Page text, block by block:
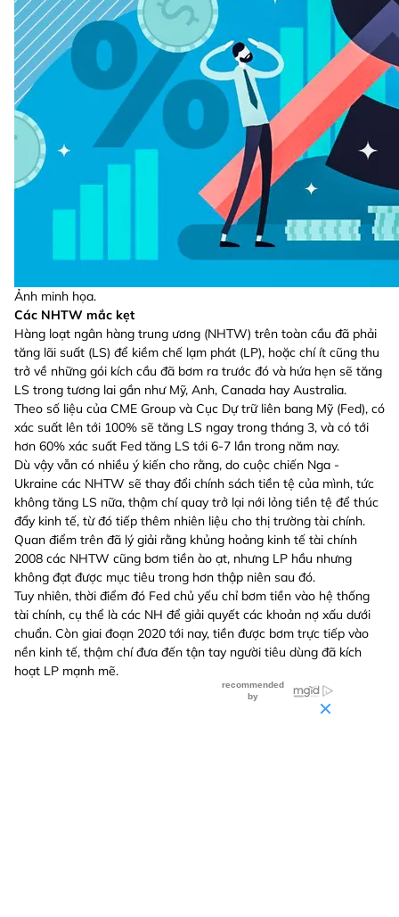
Ảnh minh họa.
Các NHTW mắc kẹt
Hàng loạt ngân hàng trung ương (NHTW) trên toàn cầu đã phải
tăng lãi suất (LS) để kiềm chế lạm phát (LP), hoặc chí ít cũng thu
trở về những gói kích cầu đã bơm ra trước đó và hứa hẹn sẽ tăng
LS trong tương lai gần như Mỹ, Anh, Canada hay Australia.
Theo số liệu của CME Group và Cục Dự trữ liên bang Mỹ (Fed), có
xác suất lên tới 100% sẽ tăng LS ngay trong tháng 3, và có tới
hơn 60% xác suất Fed tăng LS tới 6-7 lần trong năm nay.
Dù vậy vẫn có nhiều ý kiến cho rằng, do cuộc chiến Nga -
Ukraine các NHTW sẽ thay đổi chính sách tiền tệ của mình, tức
không tăng LS nữa, thậm chí quay trở lại nới lỏng tiền tệ để thúc
đẩy kinh tế, từ đó tiếp thêm nhiên liệu cho thị trường tài chính.
Quan điểm trên đã lý giải rằng khủng hoảng kinh tế tài chính
2008 các NHTW cũng bơm tiền ào ạt, nhưng LP hầu nhưng
không đạt được mục tiêu trong hơn thập niên sau đó.
Tuy nhiên, thời điểm đó Fed chủ yếu chỉ bơm tiền vào hệ thống
tài chính, cụ thể là các NH để giải quyết các khoản nợ xấu dưới
chuẩn. Còn giai đoạn 2020 tới nay, tiền được bơm trực tiếp vào
nền kinh tế, thậm chí đưa đến tận tay người tiêu dùng đã kích
hoạt LP mạnh mẽ.